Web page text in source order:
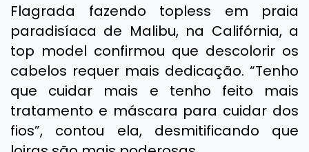
Flagrada fazendo topless em praia
paradisíaca de Malibu, na Califórnia, a
top model confirmou que descolorir os
cabelos requer mais dedicação. “Tenho
que cuidar mais e tenho feito mais
tratamento e máscara para cuidar dos
fios”, contou ela, desmitificando que